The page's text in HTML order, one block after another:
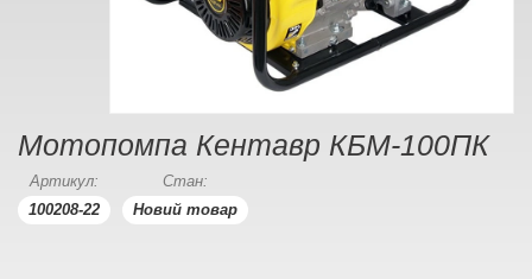
Мотопомпа Кентавр КБМ-100ПК
Артикул:
100208-22
Стан:
Новий товар